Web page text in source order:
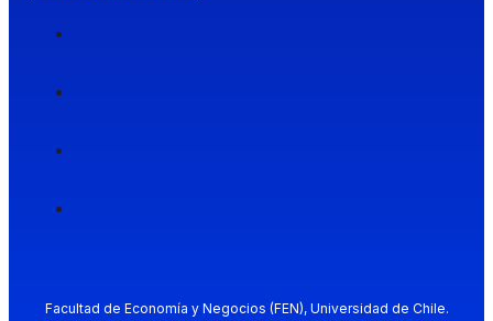
Facultad de Economía y Negocios (FEN), Universidad de Chile.